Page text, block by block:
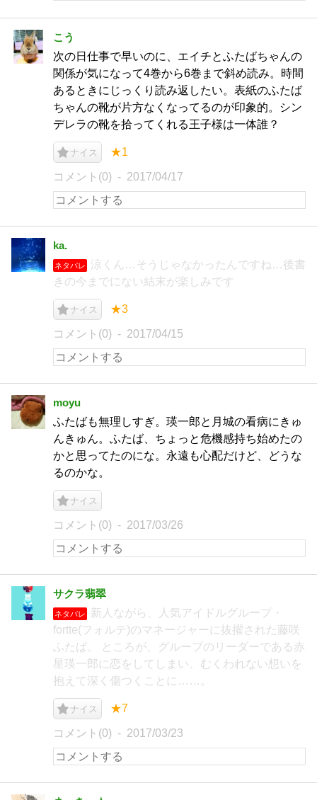
こう
次の日仕事で早いのに、エイチとふたばちゃんの
関係が気になって4巻から6巻まで斜め読み。時間
あるときにじっくり読み返したい。表紙のふたば
ちゃんの靴が片方なくなってるのが印象的。シン
デレラの靴を拾ってくれる王子様は一体誰？
ナイス ★1
コメント(0) 2017/04/17
ka.
ネタバレ
涼くん…そうじゃなかったんですね…後書
きの今までにない結末が楽しみです
ナイス ★3
コメント(0) 2017/04/15
moyu
ふたばも無理しすぎ。瑛一郎と月城の看病にきゅ
んきゅん。ふたば、ちょっと危機感持ち始めたの
かと思ってたのにな。永遠も心配だけど、どうな
るのかな。
ナイス
コメント(0) 2017/03/26
サクラ翡翠
ネタバレ
新人ながら、人気アイドルグループ・
fortte(フォルテ)のマネージャーに抜擢された藤咲
ふたば。 ところが、グループのリーダーである赤
星瑛一郎に恋をしてしまい、むくわれない想いを
抱えて深く傷つくことに……。
ナイス ★7
コメント(0) 2017/03/23